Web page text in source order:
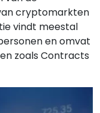
cryptomarkten
vindt meestal
en omvat
zoals Contracts